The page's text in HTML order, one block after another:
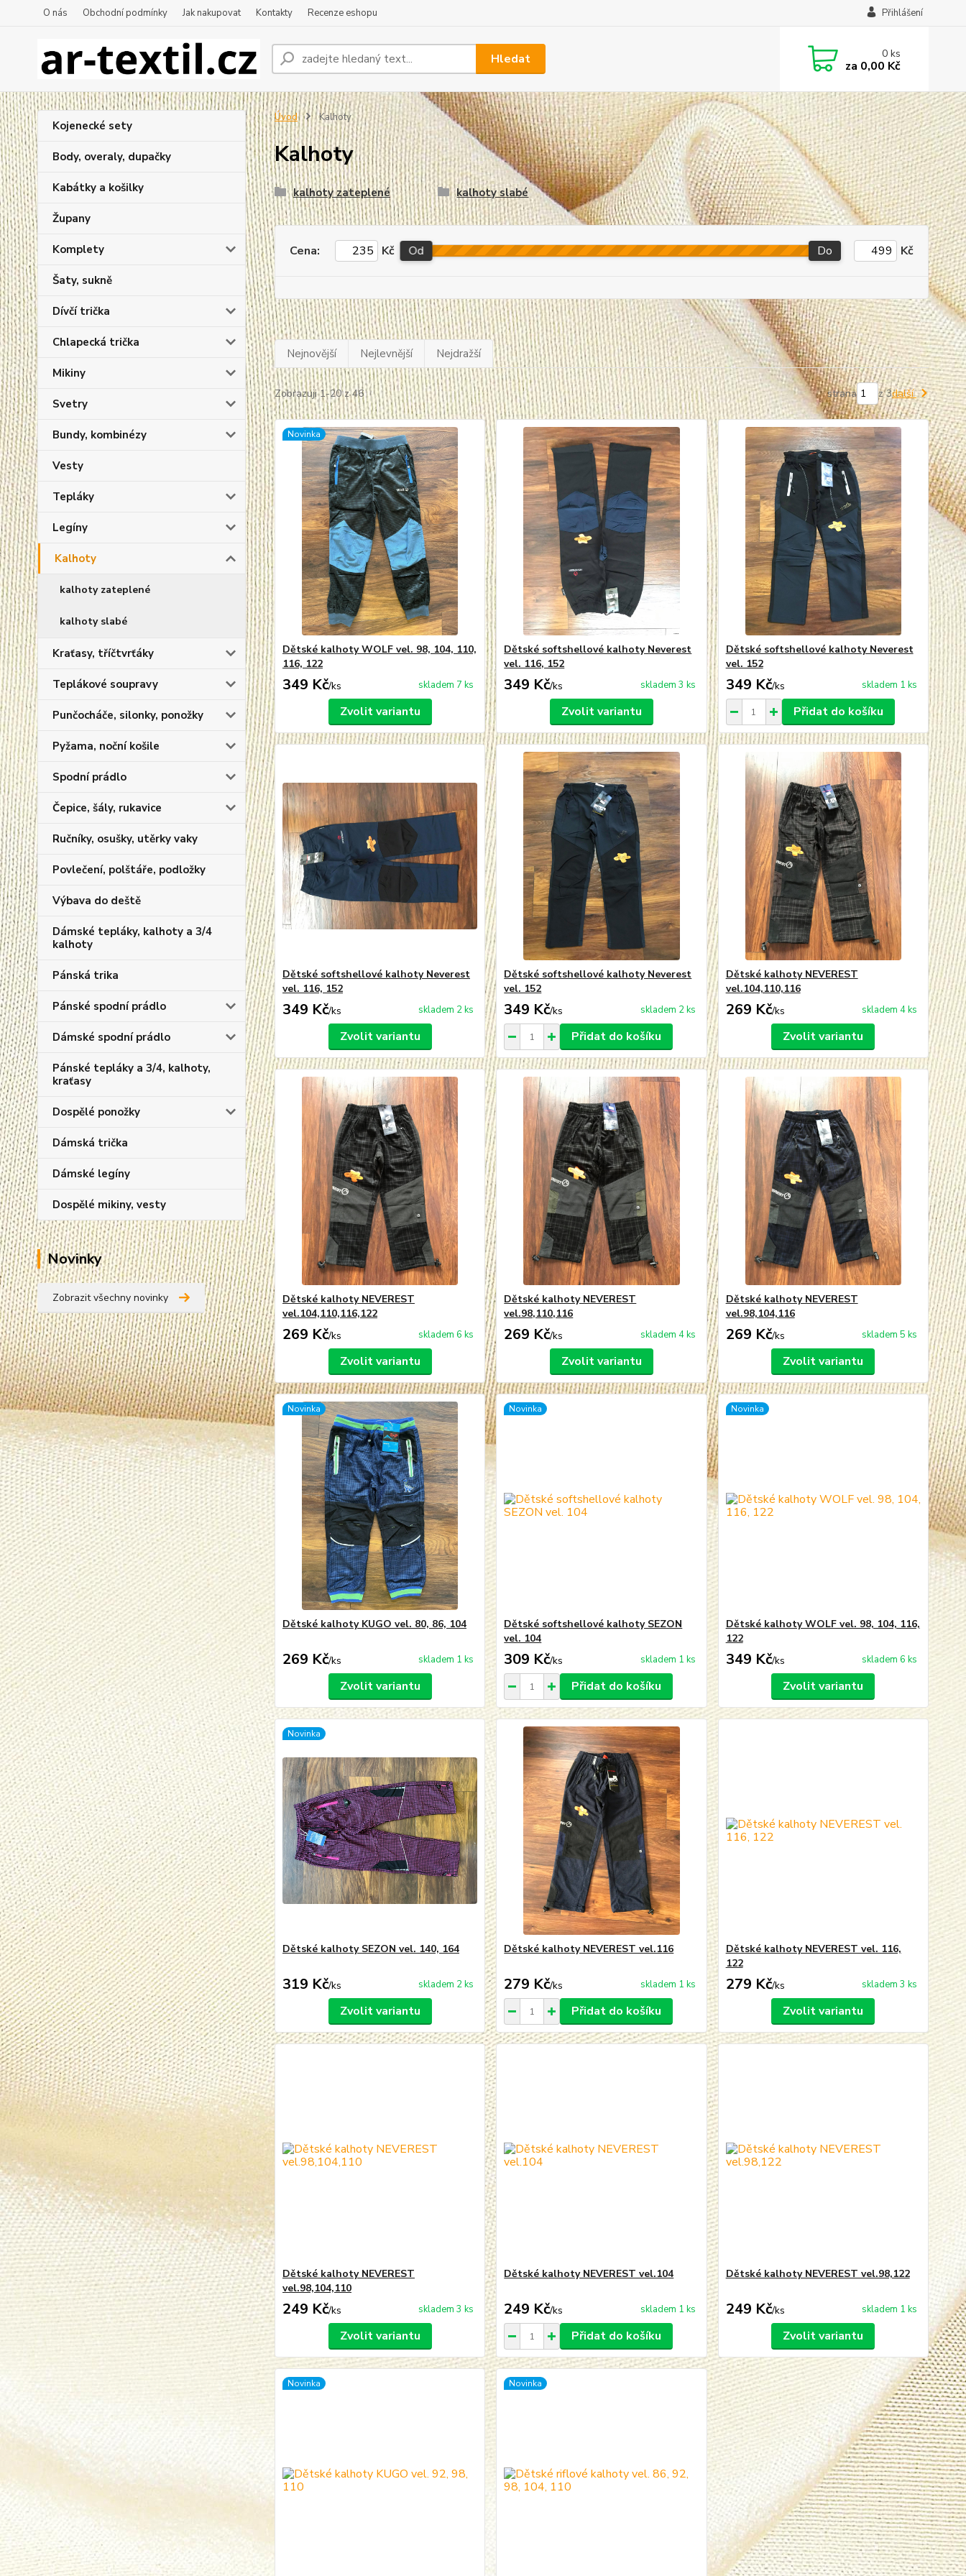
O nás Obchodní podmínky Jak nakupovat Kontakty Recenze eshopu Přihlášení
Hledat 0ks
za 0,00 Kč
Kojenecké sety
Body, overaly, dupačky
Kabátky a košilky
Župany
Komplety
Šaty, sukně
Dívčí trička
Chlapecká trička
Mikiny
Svetry
Bundy, kombinézy
Vesty
Tepláky
Legíny
Kalhoty
kalhoty zateplené
kalhoty slabé
Kraťasy, tříčtvrťáky
Teplákové soupravy
Punčocháče, silonky, ponožky
Pyžama, noční košile
Spodní prádlo
Čepice, šály, rukavice
Ručníky, osušky, utěrky vaky
Povlečení, polštáře, podložky
Výbava do deště
Dámské tepláky, kalhoty a 3/4
kalhoty
Pánská trika
Pánské spodní prádlo
Dámské spodní prádlo
Pánské tepláky a 3/4, kalhoty,
kraťasy
Dospělé ponožky
Dámská trička
Dámské legíny
Dospělé mikiny, vesty
Novinky
Zobrazit všechny novinky
Úvod Kalhoty
Kalhoty
kalhoty zateplené kalhoty slabé
Cena: Kč Od Do Kč
Nejnovější Nejlevnější Nejdražší
Zobrazuji 1-20 z 46 strana z 3další
Novinka
Dětské kalhoty WOLF vel. 98, 104, 110,
116, 122
349 Kč/ks skladem 7 ks
Zvolit variantu
Dětské softshellové kalhoty Neverest
vel. 116, 152
349 Kč/ks skladem 3 ks
Zvolit variantu
Dětské softshellové kalhoty Neverest
vel. 152
349 Kč/ks skladem 1 ks
Přidat do košíku
Dětské softshellové kalhoty Neverest
vel. 116, 152
349 Kč/ks skladem 2 ks
Zvolit variantu
Dětské softshellové kalhoty Neverest
vel. 152
349 Kč/ks skladem 2 ks
Přidat do košíku
Dětské kalhoty NEVEREST
vel.104,110,116
269 Kč/ks skladem 4 ks
Zvolit variantu
Dětské kalhoty NEVEREST
vel.104,110,116,122
269 Kč/ks skladem 6 ks
Zvolit variantu
Dětské kalhoty NEVEREST
vel.98,110,116
269 Kč/ks skladem 4 ks
Zvolit variantu
Dětské kalhoty NEVEREST
vel.98,104,116
269 Kč/ks skladem 5 ks
Zvolit variantu
Novinka
Dětské kalhoty KUGO vel. 80, 86, 104
269 Kč/ks skladem 1 ks
Zvolit variantu
Novinka
Dětské softshellové kalhoty SEZON
vel. 104
309 Kč/ks skladem 1 ks
Přidat do košíku
Novinka
Dětské kalhoty WOLF vel. 98, 104, 116,
122
349 Kč/ks skladem 6 ks
Zvolit variantu
Novinka
Dětské kalhoty SEZON vel. 140, 164
319 Kč/ks skladem 2 ks
Zvolit variantu
Dětské kalhoty NEVEREST vel.116
279 Kč/ks skladem 1 ks
Přidat do košíku
Dětské kalhoty NEVEREST vel. 116,
122
279 Kč/ks skladem 3 ks
Zvolit variantu
Dětské kalhoty NEVEREST
vel.98,104,110
249 Kč/ks skladem 3 ks
Zvolit variantu
Dětské kalhoty NEVEREST vel.104
249 Kč/ks skladem 1 ks
Přidat do košíku
Dětské kalhoty NEVEREST vel.98,122
249 Kč/ks skladem 1 ks
Zvolit variantu
Novinka Novinka